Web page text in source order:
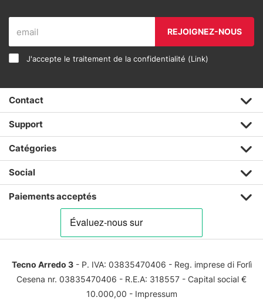
REJOIGNEZ-NOUS
J'accepte le traitement de la confidentialité (Link)
Contact
Support
Catégories
Social
Paiements acceptés
Tecno Arredo 3- P. IVA: 03835470406 - Reg. imprese di Forlì
Cesena nr. 03835470406 - R.E.A: 318557 - Capital social €
10.000,00 - Impressum